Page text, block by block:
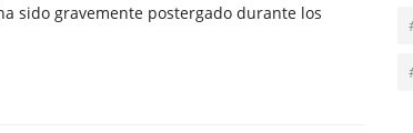
sido gravemente postergado durante los